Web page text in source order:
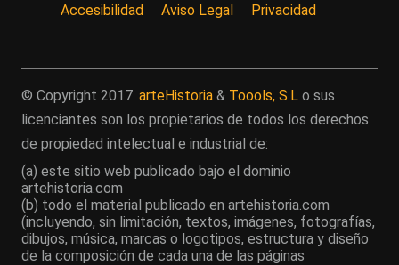
Accesibilidad
Aviso Legal Privacidad
© Copyright 2017. arteHistoria & Toools, S.L o sus
licenciantes son los propietarios de todos los derechos
de propiedad intelectual e industrial de:
(a) este sitio web publicado bajo el dominio
artehistoria.com
(b) todo el material publicado en artehistoria.com
(incluyendo, sin limitación, textos, imágenes, fotografías,
dibujos, música, marcas o logotipos, estructura y diseño
de la composición de cada una de las páginas